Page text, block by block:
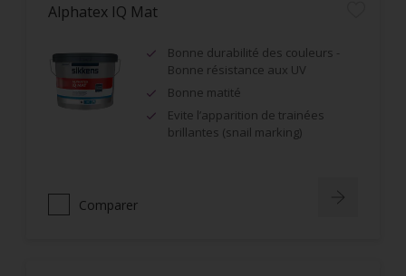
Alphatex IQ Mat
Bonne durabilité des couleurs -
Bonne résistance aux UV
Bonne matité
Evite l’apparition de trainées
brillantes (snail marking)
Comparer